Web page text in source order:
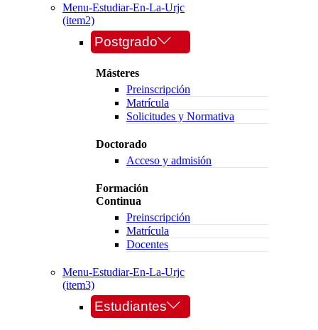
Menu-Estudiar-En-La-Urjc
(item2)
Postgrado
Másteres
Preinscripción
Matrícula
Solicitudes y Normativa
Doctorado
Acceso y admisión
Formación
Continua
Preinscripción
Matrícula
Docentes
Menu-Estudiar-En-La-Urjc
(item3)
Estudiantes